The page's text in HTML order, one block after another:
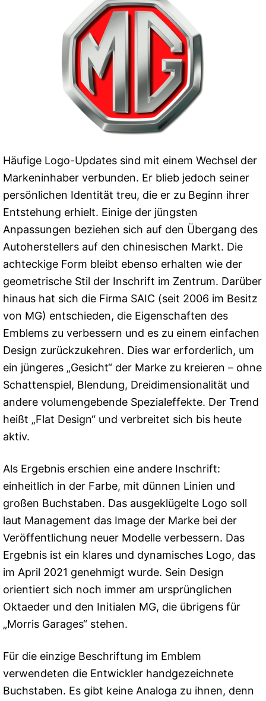
Häufige Logo-Updates sind mit einem Wechsel der
Markeninhaber verbunden. Er blieb jedoch seiner
persönlichen Identität treu, die er zu Beginn ihrer
Entstehung erhielt. Einige der jüngsten
Anpassungen beziehen sich auf den Übergang des
Autoherstellers auf den chinesischen Markt. Die
achteckige Form bleibt ebenso erhalten wie der
geometrische Stil der Inschrift im Zentrum. Darüber
hinaus hat sich die Firma SAIC (seit 2006 im Besitz
von MG) entschieden, die Eigenschaften des
Emblems zu verbessern und es zu einem einfachen
Design zurückzukehren. Dies war erforderlich, um
ein jüngeres „Gesicht“ der Marke zu kreieren – ohne
Schattenspiel, Blendung, Dreidimensionalität und
andere volumengebende Spezialeffekte. Der Trend
heißt „Flat Design“ und verbreitet sich bis heute
aktiv.
Als Ergebnis erschien eine andere Inschrift:
einheitlich in der Farbe, mit dünnen Linien und
großen Buchstaben. Das ausgeklügelte Logo soll
laut Management das Image der Marke bei der
Veröffentlichung neuer Modelle verbessern. Das
Ergebnis ist ein klares und dynamisches Logo, das
im April 2021 genehmigt wurde. Sein Design
orientiert sich noch immer am ursprünglichen
Oktaeder und den Initialen MG, die übrigens für
„Morris Garages“ stehen.
Für die einzige Beschriftung im Emblem
verwendeten die Entwickler handgezeichnete
Buchstaben. Es gibt keine Analoga zu ihnen, denn